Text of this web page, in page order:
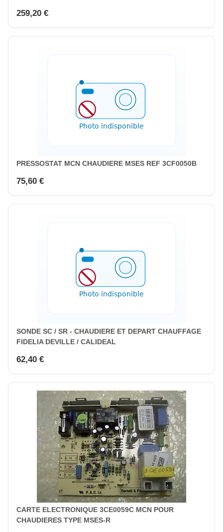
259,20 €
PRESSOSTAT MCN CHAUDIERE MSES REF 3CF0050B
75,60 €
SONDE SC / SR - CHAUDIERE ET DEPART CHAUFFAGE
FIDELIA DEVILLE / CALIDEAL
62,40 €
CARTE ELECTRONIQUE 3CE0059C MCN POUR
CHAUDIERES TYPE MSES-R